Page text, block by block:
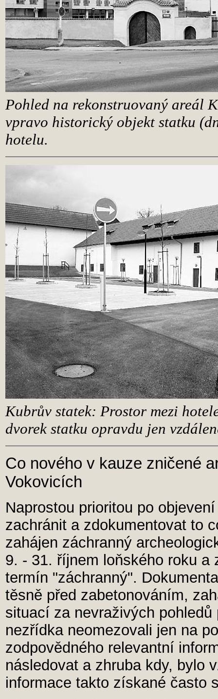
Pohled na rekonstruovaný areál
vpravo historický objekt statku
hotelu.
Kubrův statek: Prostor mezi
dvorek statku opravdu jen
Co nového v kauze zničené
Vokovicích
Naprostou prioritou po
zachránit a zdokumentovat to
zahájen záchranný
9. - 31. říjnem loňského roku a
termín "záchranný".
těsně před zabetonováním,
situací za nevraživých
nezřídka neomezovali jen na
zodpovědného relevantní
následovat a zhruba kdy, bylo
informace takto získané často